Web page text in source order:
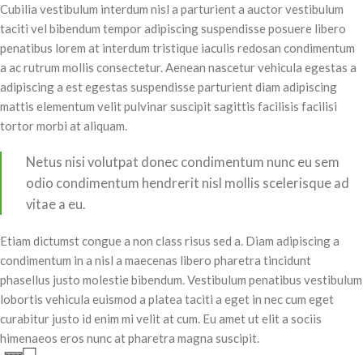
Cubilia vestibulum interdum nisl a parturient a auctor vestibulum
taciti vel bibendum tempor adipiscing suspendisse posuere libero
penatibus lorem at interdum tristique iaculis redosan condimentum
a ac rutrum mollis consectetur. Aenean nascetur vehicula egestas a
adipiscing a est egestas suspendisse parturient diam adipiscing
mattis elementum velit pulvinar suscipit sagittis facilisis facilisi
tortor morbi at aliquam.
Netus nisi volutpat donec condimentum nunc eu sem
odio condimentum hendrerit nisl mollis scelerisque ad
vitae a eu.
Etiam dictumst congue a non class risus sed a. Diam adipiscing a
condimentum in a nisl a maecenas libero pharetra tincidunt
phasellus justo molestie bibendum. Vestibulum penatibus vestibulum
lobortis vehicula euismod a platea taciti a eget in nec cum eget
curabitur justo id enim mi velit at cum. Eu amet ut elit a sociis
himenaeos eros nunc at pharetra magna suscipit.